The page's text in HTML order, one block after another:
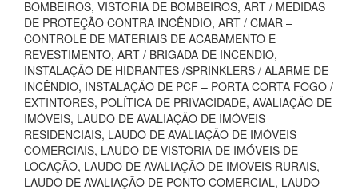
BOMBEIROS, VISTORIA DE BOMBEIROS, ART / MEDIDAS
DE PROTEÇÃO CONTRA INCÊNDIO, ART / CMAR –
CONTROLE DE MATERIAIS DE ACABAMENTO E
REVESTIMENTO, ART / BRIGADA DE INCENDIO,
INSTALAÇÃO DE HIDRANTES /SPRINKLERS / ALARME DE
INCÊNDIO, INSTALAÇÃO DE PCF – PORTA CORTA FOGO /
EXTINTORES, POLÍTICA DE PRIVACIDADE, AVALIAÇÃO DE
IMÓVEIS, LAUDO DE AVALIAÇÃO DE IMÓVEIS
RESIDENCIAIS, LAUDO DE AVALIAÇÃO DE IMÓVEIS
COMERCIAIS, LAUDO DE VISTORIA DE IMÓVEIS DE
LOCAÇÃO, LAUDO DE AVALIAÇÃO DE IMOVEIS RURAIS,
LAUDO DE AVALIAÇÃO DE PONTO COMERCIAL, LAUDO